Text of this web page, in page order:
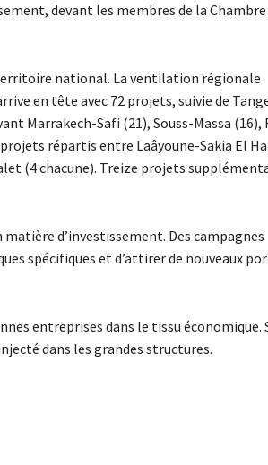
devant les membres de la Chambre
national. La ventilation régionale
en tête avec 72 projets, suivie de
Marrakech-Safi (21), Souss-Massa (16),
répartis entre Laâyoune-Sakia El
(4 chacune). Treize projets
d’investissement. Des campagnes
spécifiques et d’attirer de nouveaux
entreprises dans le tissu économique.
dans les grandes structures.